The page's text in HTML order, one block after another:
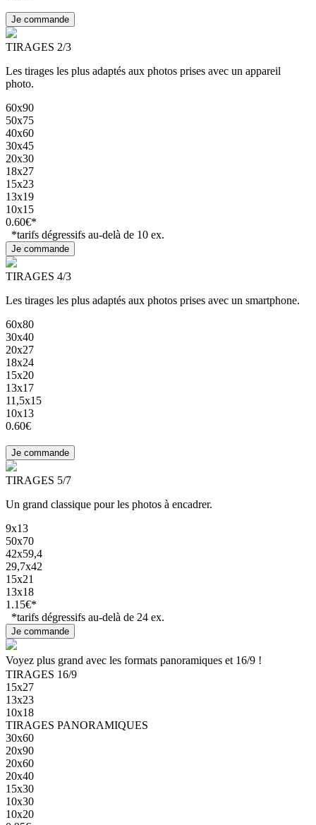
TIRAGES 2/3
Les tirages les plus adaptés aux photos prises avec un appareil
photo.
60x90
50x75
40x60
30x45
20x30
18x27
15x23
13x19
10x15
0.60€*
*tarifs dégressifs au-delà de 10 ex.
TIRAGES 4/3
Les tirages les plus adaptés aux photos prises avec un smartphone.
60x80
30x40
20x27
18x24
15x20
13x17
11,5x15
10x13
0.60€
TIRAGES 5/7
Un grand classique pour les photos à encadrer.
9x13
50x70
42x59,4
29,7x42
15x21
13x18
1.15€*
*tarifs dégressifs au-delà de 24 ex.
Voyez plus grand avec les formats panoramiques et 16/9 !
TIRAGES 16/9
15x27
13x23
10x18
TIRAGES PANORAMIQUES
30x60
20x90
20x60
20x40
15x30
10x30
10x20